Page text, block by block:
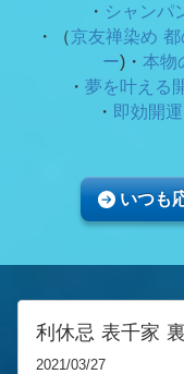
・ シャンパ
・（京友禅染め 都
ー)・ 本物
・ 夢を叶える
・ 即効開
いつも
利休忌 表千家
2021/03/27